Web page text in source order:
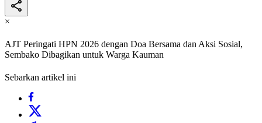
×
AJT Peringati HPN 2026 dengan Doa Bersama dan Aksi Sosial,
Sembako Dibagikan untuk Warga Kauman
Sebarkan artikel ini